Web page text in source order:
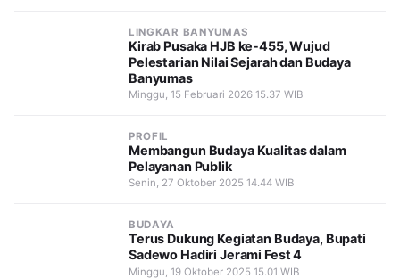
LINGKAR BANYUMAS
Kirab Pusaka HJB ke-455, Wujud
Pelestarian Nilai Sejarah dan Budaya
Banyumas
Minggu, 15 Februari 2026 15.37 WIB
PROFIL
Membangun Budaya Kualitas dalam
Pelayanan Publik
Senin, 27 Oktober 2025 14.44 WIB
BUDAYA
Terus Dukung Kegiatan Budaya, Bupati
Sadewo Hadiri Jerami Fest 4
Minggu, 19 Oktober 2025 15.01 WIB